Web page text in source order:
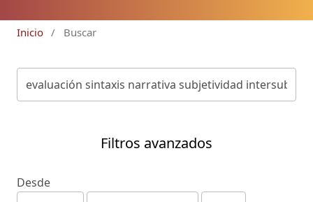
Inicio / Buscar
Filtros avanzados
Desde